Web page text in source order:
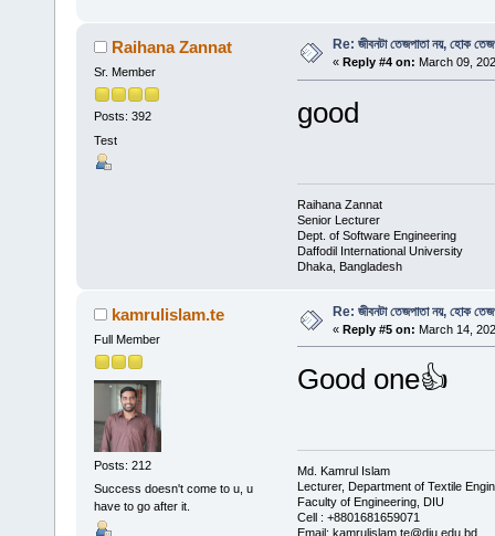
Raihana Zannat
Sr. Member
Posts: 392
Test
Re: জীবনটা তেজপাতা নয়, হোক
« Reply #4 on: March 09,
good
Raihana Zannat
Senior Lecturer
Dept. of Software Engineering
Daffodil International University
Dhaka, Bangladesh
kamrulislam.te
Full Member
Posts: 212
Success doesn't come to u, u
have to go after it.
Re: জীবনটা তেজপাতা নয়, হোক
« Reply #5 on: March 14,
Good one👍
Md. Kamrul Islam
Lecturer, Department of Textile
Faculty of Engineering, DIU
Cell : +8801681659071
Email: kamrulislam.te@diu.edu.bd